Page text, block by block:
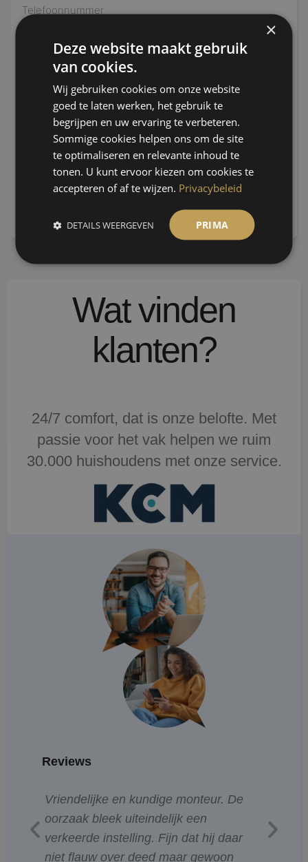
Telefoonnummer
Ja, ik wil mij aanmelden voor de nieuwsbrief
Ik geef toestemming om de door mij ingevoerde
gegevens te verwerken conform de
privacyverklaring*
Wat vinden
klanten?
24/7 comfort, dat is onze belofte. Met
passie voor het vak helpen we ruim
30.000 huishoudens met onze service.
Reviews
Vriendelijke en kundige monteur. De
oorzaak bleek uiteindelijk een
verkeerde instelling. Fijn dat hij daar
niet flauw over deed maar gewoon
×
Deze website maakt gebruik
van cookies.
Wij gebruiken cookies om onze website
goed te laten werken, het gebruik te
begrijpen en uw ervaring te verbeteren.
Sommige cookies helpen ons om de site
te optimaliseren en relevante inhoud te
tonen. U kunt ervoor kiezen om cookies te
accepteren of af te wijzen. Privacybeleid
PRIMA
DETAILS WEERGEVEN